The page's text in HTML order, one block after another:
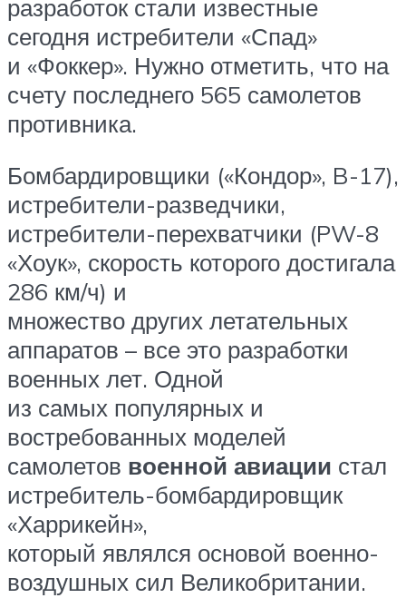
разработок стали известные
сегодня истребители «Спад»
и «Фоккер». Нужно отметить, что на
счету последнего 565 самолетов
противника.
Бомбардировщики («Кондор», B-17),
истребители-разведчики,
истребители-перехватчики (PW-8
«Хоук», скорость которого достигала
286 км/ч) и
множество других летательных
аппаратов – все это разработки
военных лет. Одной
из самых популярных и
востребованных моделей
самолетов военной авиации стал
истребитель-бомбардировщик
«Харрикейн»,
который являлся основой военно-
воздушных сил Великобритании.